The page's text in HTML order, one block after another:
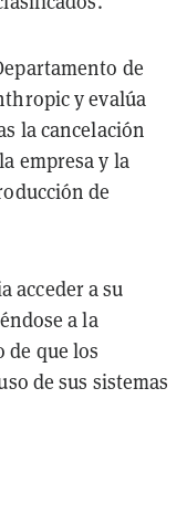
de
y evalúa
la cancelación
empresa y la
de
acceder a su
a la
de que los
de sus sistemas